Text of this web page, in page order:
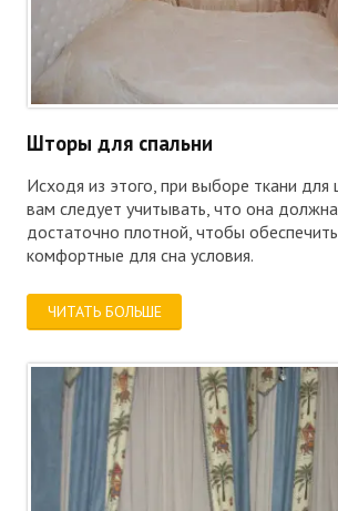
Шторы для спальни
Исходя из этого, при выборе ткани для
вам следует учитывать, что она
достаточно плотной, чтобы
комфортные для сна условия.
ЧИТАТЬ БОЛЬШЕ